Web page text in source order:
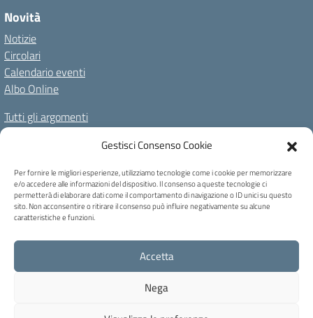
Gestisci Consenso Cookie
Per fornire le migliori esperienze, utilizziamo tecnologie come i cookie per memorizzare
e/o accedere alle informazioni del dispositivo. Il consenso a queste tecnologie ci
permetterà di elaborare dati come il comportamento di navigazione o ID unici su questo
sito. Non acconsentire o ritirare il consenso può influire negativamente su alcune
caratteristiche e funzioni.
Accetta
Nega
Novità
Notizie
Circolari
Calendario eventi
Albo Online
Tutti gli argomenti
Il nostro territorio
Amministrazione TrasparenteAlbo OnlinePrivacy Policy
Dichiarazione di accessibilitàNote legaliCookie Policy
C.F. 80004740256 - Codice univoco ufficio: UFB6QF - Via Carducci, 6 -
Caprile di Alleghe (BL) - Tel 0437 721159 - blic82700b@pec.istruzione.it -
blic82700b@istruzione.it
Concept & Design by Designers Italia